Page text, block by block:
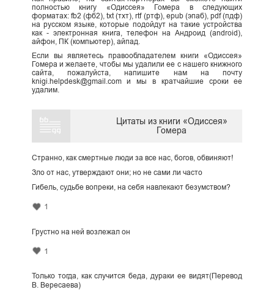
полностью книгу «Одиссея» Гомера в следующих
форматах: fb2 (фб2), txt (тхт), rtf (ртф), epub (эпаб), pdf (пдф)
на русском языке, которые подойдут на такие устройства
как - электронная книга, телефон на Андроид (android),
айфон, ПК (компьютер), айпад.
Если вы являетесь правообладателем книги «Одиссея»
Гомера и желаете, чтобы мы удалили ее с нашего книжного
сайта, пожалуйста, напишите нам на почту
knigi.helpdesk@gmail.com и мы в кратчайшие сроки ее
удалим.
Цитаты из книги «Одиссея»
Гомера
Странно, как смертные люди за все нас, богов, обвиняют!
Зло от нас, утверждают они; но не сами ли часто
Гибель, судьбе вопреки, на себя навлекают безумством?
1
Грустно на ней возлежал он
1
Только тогда, как случится беда, дураки ее видят(Перевод
В. Вересаева)